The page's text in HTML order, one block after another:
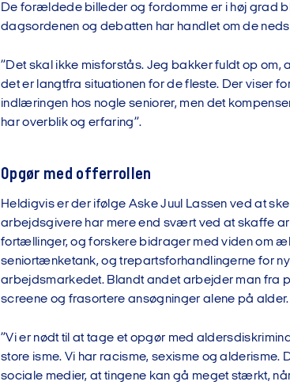
De forældede billeder og fordomme er i høj grad
dagsordenen og debatten har handlet om de
”Det skal ikke misforstås. Jeg bakker fuldt op
det er langtfra situationen for de fleste. Der viser
indlæringen hos nogle seniorer, men det
har overblik og erfaring”.
Opgør med offerrollen
Heldigvis er der ifølge Aske Juul Lassen ved at
arbejdsgivere har mere end svært ved at skaffe
fortællinger, og forskere bidrager med viden om
seniortænketank, og trepartsforhandlingerne for
arbejdsmarkedet. Blandt andet arbejder man fra
screene og frasortere ansøgninger alene på alder.
”Vi er nødt til at tage et opgør med
store isme. Vi har racisme, sexisme og alderisme.
sociale medier, at tingene kan gå meget stærkt,